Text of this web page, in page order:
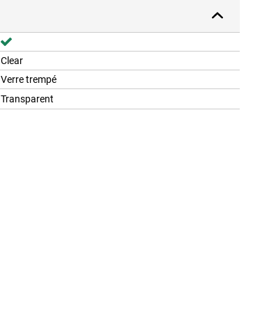
Clear
Verre trempé
Transparent